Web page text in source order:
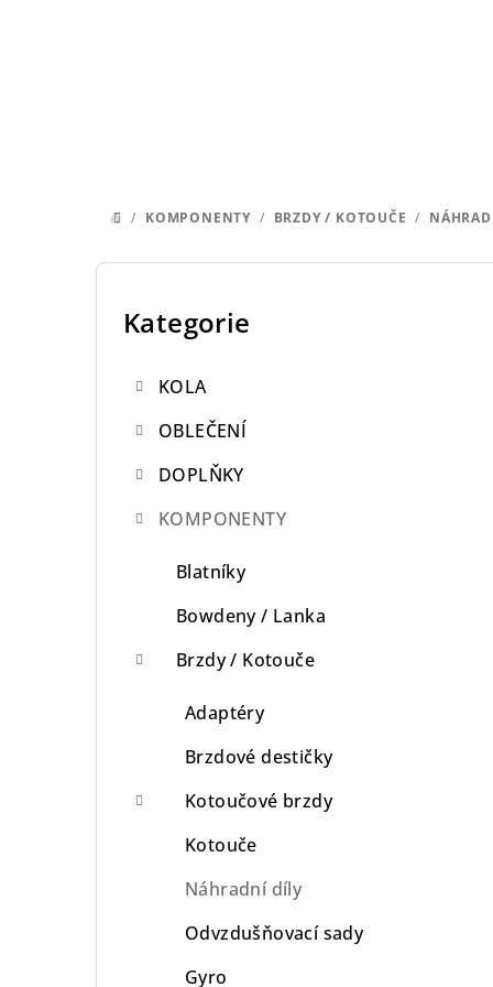
DOMŮ
/ KOMPONENTY / BRZDY / KOTOUČE /
P
Přeskočit
kategorie
Kategorie
KOLA
OBLEČENÍ
DOPLŇKY
KOMPONENTY
Blatníky
Bowdeny / Lanka
Brzdy / Kotouče
Adaptéry
Brzdové destičky
Kotoučové brzdy
Kotouče
Náhradní díly
Odvzdušňovací sady
Gyro